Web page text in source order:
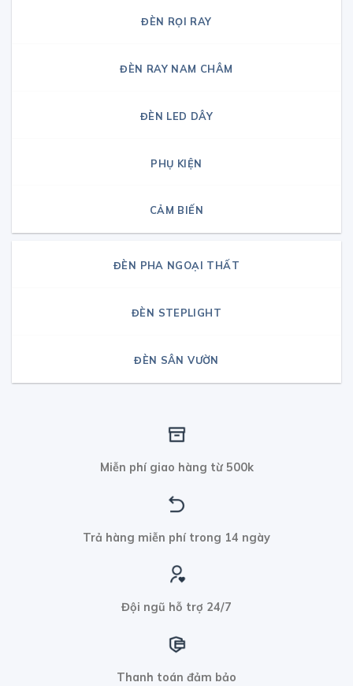
ĐÈN RỌI RAY
ĐÈN RAY NAM CHÂM
ĐÈN LED DÂY
PHỤ KIỆN
CẢM BIẾN
ĐÈN PHA NGOẠI THẤT
ĐÈN STEPLIGHT
ĐÈN SÂN VƯỜN
Miễn phí giao hàng từ 500k
Trả hàng miễn phí trong 14 ngày
Đội ngũ hỗ trợ 24/7
Thanh toán đảm bảo